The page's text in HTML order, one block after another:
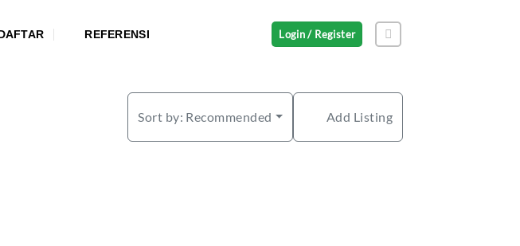
REFERENSI Login / Register
Sort by: Recommended Add Listing